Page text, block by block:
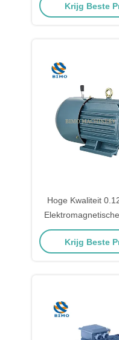
Asynchrone
Krijg Beste
Hoge Kwaliteit
Driefasige
Explosieveilige
Krijg Beste